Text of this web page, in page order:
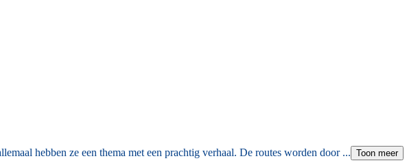
hebben ze een thema met een prachtig verhaal. De routes worden door ... Toon meer